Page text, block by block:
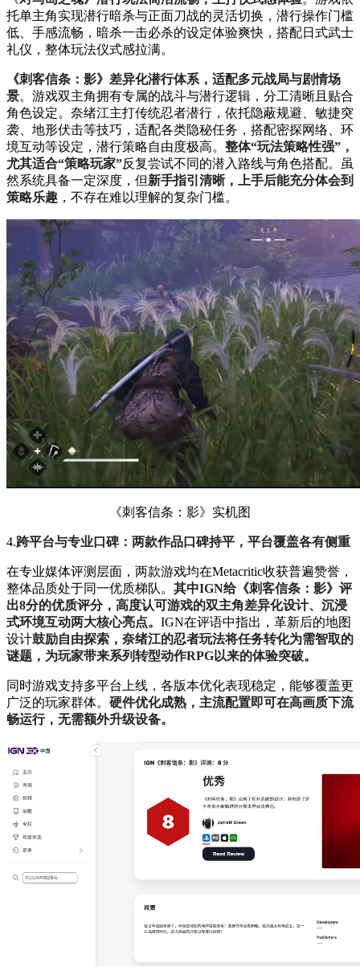
托单主角实现潜行暗杀与正面刀战的灵活切换，潜行操作门槛
低、手感流畅，暗杀一击必杀的设定体验爽快，搭配日式武士
礼仪，整体玩法仪式感拉满。
《刺客信条：影》差异化潜行体系，适配多元战局与剧情场
景。游戏双主角拥有专属的战斗与潜行逻辑，分工清晰且贴合
角色设定。奈绪江主打传统忍者潜行，依托隐蔽规避、敏捷突
袭、地形伏击等技巧，适配各类隐秘任务，搭配密探网络、环
境互动等设定，潜行策略自由度极高。 整体“玩法策略性强”，
尤其适合“策略玩家”反复尝试不同的潜入路线与角色搭配。虽
然系统具备一定深度，但新手指引清晰，上手后能充分体会到
策略乐趣 ，不存在难以理解的复杂门槛。
《刺客信条：影》实机图
4.跨平台与专业口碑：两款作品口碑持平，平台覆盖各有侧重
在专业媒体评测层面，两款游戏均在Metacritic收获普遍赞誉，
整体品质处于同一优质梯队。 其中IGN给《刺客信条：影》评
出8分的优质评分，高度认可游戏的双主角差异化设计、沉浸
式环境互动两大核心亮点。 IGN在评语中指出，革新后的地图
设计鼓励自由探索，奈绪江的忍者玩法将任务转化为需智取的
谜题，为玩家带来系列转型动作RPG以来的体验突破。
同时游戏支持多平台上线，各版本优化表现稳定，能够覆盖更
广泛的玩家群体。 硬件优化成熟，主流配置即可在高画质下流
畅运行，无需额外升级设备。